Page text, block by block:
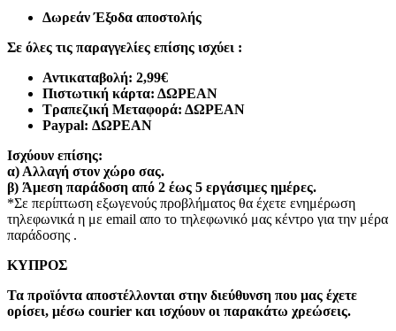
Δωρεάν Έξοδα αποστολής
Σε όλες τις παραγγελίες επίσης ισχύει :
Αντικαταβολή: 2,99€
Πιστωτική κάρτα: ΔΩΡΕΑΝ
Τραπεζική Μεταφορά: ΔΩΡΕΑΝ
Paypal: ΔΩΡΕΑΝ
Ισχύουν επίσης:
α) Αλλαγή στον χώρο σας.
β) Άμεση παράδοση από 2 έως 5 εργάσιμες ημέρες.
*Σε περίπτωση εξωγενούς προβλήματος θα έχετε ενημέρωση
τηλεφωνικά η με email απο το τηλεφωνικό μας κέντρο για την μέρα
παράδοσης .
ΚΥΠΡΟΣ
Τα προϊόντα αποστέλλονται στην διεύθυνση που μας έχετε
ορίσει, μέσω courier και ισχύουν οι παρακάτω χρεώσεις.